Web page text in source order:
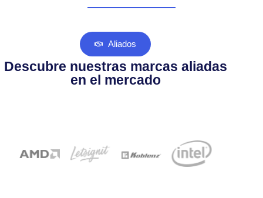
Aliados
Descubre nuestras marcas aliadas
en el mercado